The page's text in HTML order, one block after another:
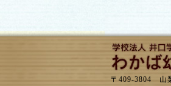
〒409-3804 山